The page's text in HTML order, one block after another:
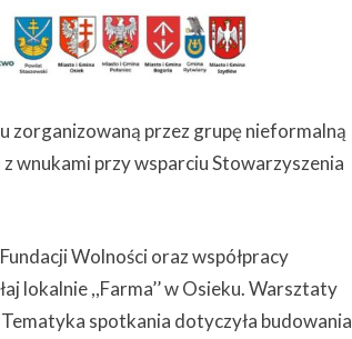
zorganizowaną przez grupę nieformalną
z wnukami przy wsparciu Stowarzyszenia
Wolności oraz współpracy
lokalnie ,,Farma’’ w Osieku. Warsztaty
spotkania dotyczyła budowania